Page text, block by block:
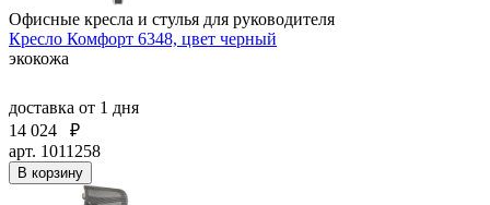
Офисные кресла и стулья для руководителя
Кресло Комфорт 6348, цвет черный
экокожа
доставка от 1 дня
14 024
₽
арт. 1011258
В корзину